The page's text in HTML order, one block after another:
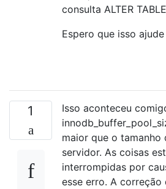
consulta ALTER
Espero que isso
1
Isso aconteceu
maior que o tamanho
servidor. As coisas
interrompidas por
esse erro. A correção